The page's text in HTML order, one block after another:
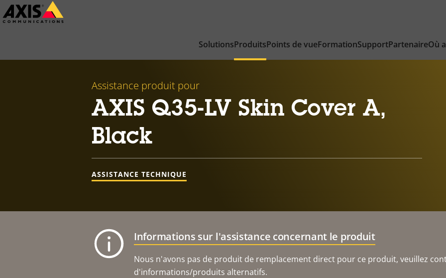
Passer
au
SolutionsProduitsPoints de vueFormationSupportPartenaireOù
Assistance produit pour
AXIS Q35-LV Skin Cover A,
Black
ASSISTANCE TECHNIQUE
Informations sur l'assistance concernant le produit
Nous n'avons pas de produit de remplacement direct pour ce produit, veuillez
d'informations/produits alternatifs.